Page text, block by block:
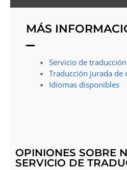
MÁS
Servicio de
Traducción jurada de
Idiomas disponibles
OPINIONES SOBRE
SERVICIO DE